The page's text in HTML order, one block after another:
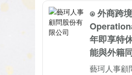
⍟ 外商跨
年即享特
能與外籍
藝珂人事顧